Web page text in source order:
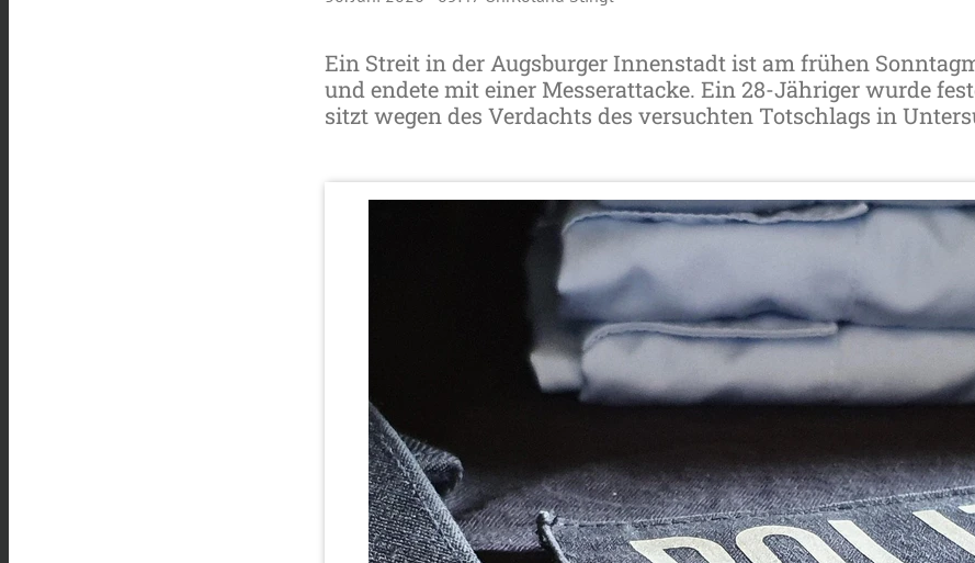
Ein Streit in der Augsburger Innenstadt ist am frühen
und endete mit einer Messerattacke. Ein 28-Jähriger wurde
sitzt wegen des Verdachts des versuchten Totschlags in